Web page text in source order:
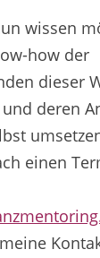
wissen
how der
dieser
deren
einen